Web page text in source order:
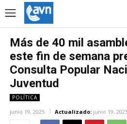
Más de 40 mil
este fin de semana
Consulta Popular
Juventud
POLÍTICA
junio 19, 2025 Actualizado: junio 19,